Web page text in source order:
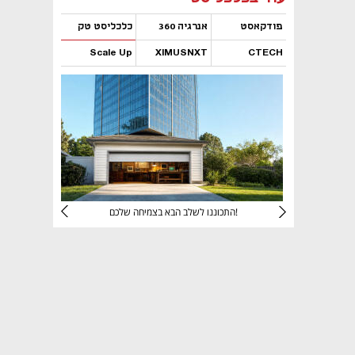
פודקאסט אנרגיה 360 כלכליסט טק
CTECH
XIMUSNXT
Scale Up
נפתח בכרטיסייה חדשה
התכוננו לשלב הבא בצמיחה שלכם!
נפתח בכרטיסייה חדשה